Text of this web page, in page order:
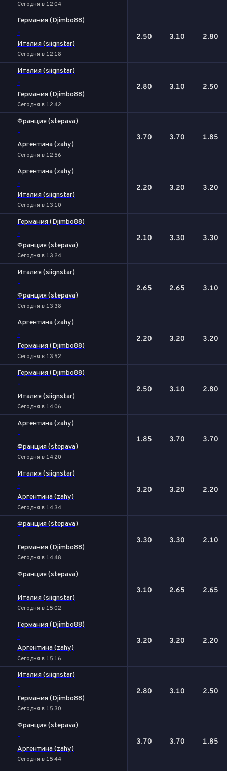
Сегодня в 12:04
Германия (Djimbo88)
-
Италия (siignstar)
Сегодня в 12:18
2.50 3.10 2.80
Италия (siignstar)
-
Германия (Djimbo88)
Сегодня в 12:42
2.80 3.10 2.50
Франция (stepava)
-
Аргентина (zahy)
Сегодня в 12:56
3.70 3.70 1.85
Аргентина (zahy)
-
Италия (siignstar)
Сегодня в 13:10
2.20 3.20 3.20
Германия (Djimbo88)
-
Франция (stepava)
Сегодня в 13:24
2.10 3.30 3.30
Италия (siignstar)
-
Франция (stepava)
Сегодня в 13:38
2.65 2.65 3.10
Аргентина (zahy)
-
Германия (Djimbo88)
Сегодня в 13:52
2.20 3.20 3.20
Германия (Djimbo88)
-
Италия (siignstar)
Сегодня в 14:06
2.50 3.10 2.80
Аргентина (zahy)
-
Франция (stepava)
Сегодня в 14:20
1.85 3.70 3.70
Италия (siignstar)
-
Аргентина (zahy)
Сегодня в 14:34
3.20 3.20 2.20
Франция (stepava)
-
Германия (Djimbo88)
Сегодня в 14:48
3.30 3.30 2.10
Франция (stepava)
-
Италия (siignstar)
Сегодня в 15:02
3.10 2.65 2.65
Германия (Djimbo88)
-
Аргентина (zahy)
Сегодня в 15:16
3.20 3.20 2.20
Италия (siignstar)
-
Германия (Djimbo88)
Сегодня в 15:30
2.80 3.10 2.50
Франция (stepava)
-
Аргентина (zahy)
Сегодня в 15:44
3.70 3.70 1.85